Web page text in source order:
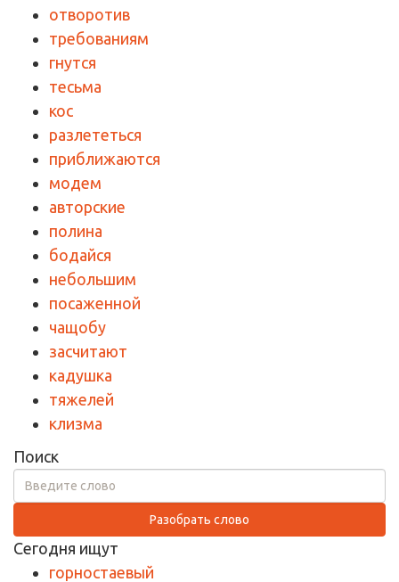
отворотив
требованиям
гнутся
тесьма
кос
разлететься
приближаются
модем
авторские
полина
бодайся
небольшим
посаженной
чащобу
засчитают
кадушка
тяжелей
клизма
Поиск
Разобрать слово
Сегодня ищут
горностаевый